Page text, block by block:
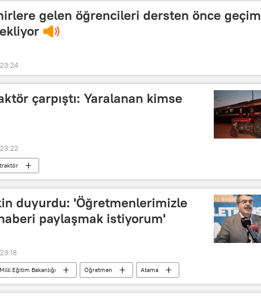
gelen öğrencileri dersten önce geçim
çarpıştı: Yaralanan kimse
traktör
duyurdu: 'Öğretmenlerimizle
paylaşmak istiyorum'
Milli Eğitim Bakanlığı Öğretmen
Atama